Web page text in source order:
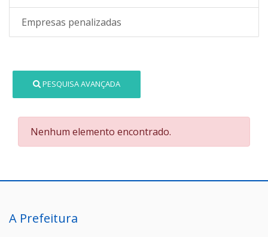
Empresas penalizadas
PESQUISA AVANÇADA
Nenhum elemento encontrado.
A Prefeitura